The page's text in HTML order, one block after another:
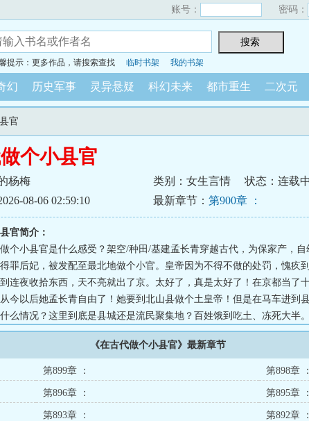
账号： 密码：
提示：更多作品，请搜索查找 临时书架 我的书架
幻 历史军事 灵异悬疑 科幻未来 都市重生 二次元
官
个小县官
杨梅 类别：女生言情
状态：连载中
08-06 02:59:10
最新章节： 第900章 ：
官简介：
个小县官是什么感受？架空/种田/基建孟长青穿越古代，为保家产，自
罪后妃，被发配至最北地做个小官。皇帝因为不得不做的处罚，愧疚到
连夜收拾东西，天不亮就出了京。太好了，真是太好了！在京都当了
今以后她孟长青自由了！她要到北山县做个土皇帝！但是在马车进到
么情况？这里到底是县城还是流民聚集地？百姓饿到吃土、冻死大半
，一点点给她治下的百姓搜罗东西。带他们种红薯，教他们建土炕，
《在古代做个小县官》最新章节
第899章 ： 第898章 ：
第896章 ： 第895章 ：
第893章 ： 第892章 ：